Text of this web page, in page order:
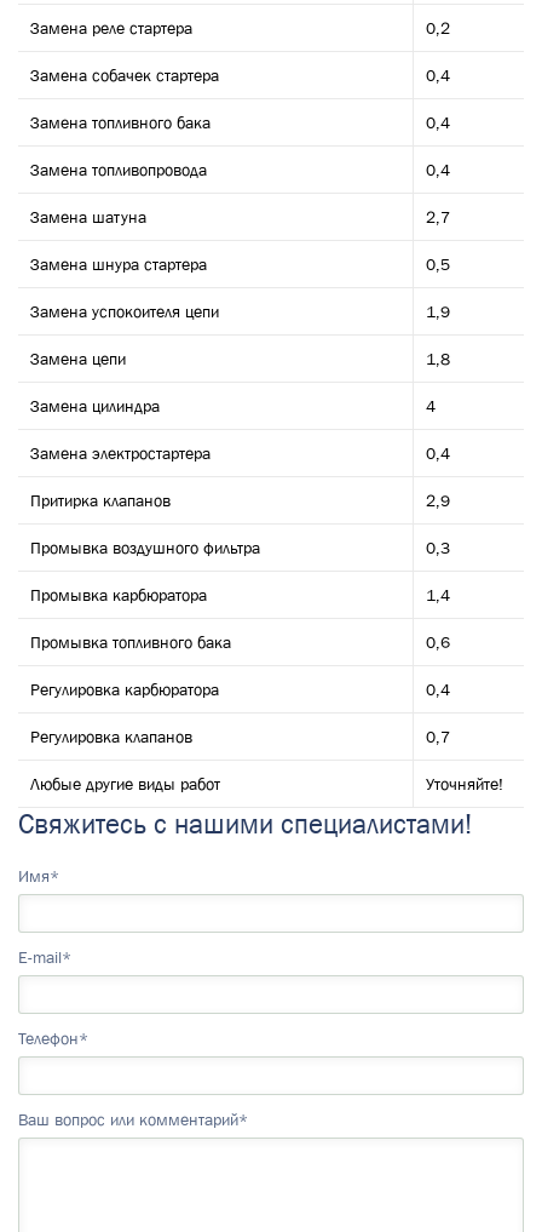
Замена реле стартера 0,2
Замена собачек стартера 0,4
Замена топливного бака 0,4
Замена топливопровода 0,4
Замена шатуна 2,7
Замена шнура стартера 0,5
Замена успокоителя цепи 1,9
Замена цепи 1,8
Замена цилиндра 4
Замена электростартера 0,4
Притирка клапанов 2,9
Промывка воздушного фильтра 0,3
Промывка карбюратора 1,4
Промывка топливного бака 0,6
Регулировка карбюратора 0,4
Регулировка клапанов 0,7
Любые другие виды работ Уточняйте!
Свяжитесь с нашими специалистами!
Имя*
E-mail*
Телефон*
Ваш вопрос или комментарий*